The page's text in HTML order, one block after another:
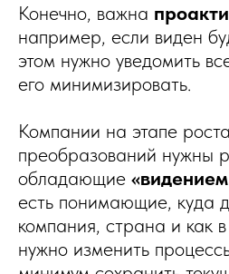
Конечно, важна
например, если виден
этом нужно уведомить
его минимизировать.
Компании на этапе
преобразований нужны
обладающие
есть понимающие, куда
компания, страна и как
нужно изменить